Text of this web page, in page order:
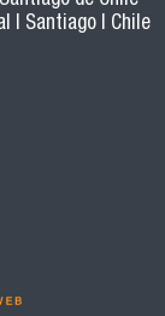
| Santiago | Chile